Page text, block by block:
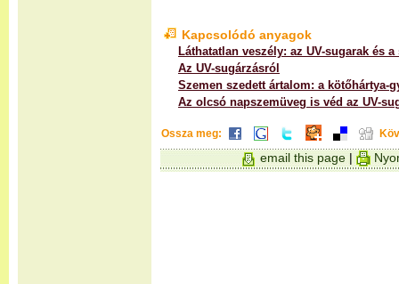
Kapcsolódó anyagok
Láthatatlan veszély: az UV-sugarak és a
Az UV-sugárzásról
Szemen szedett ártalom: a kötőhártya-
Az olcsó napszemüveg is véd az UV-
Ossza meg:
email this page |